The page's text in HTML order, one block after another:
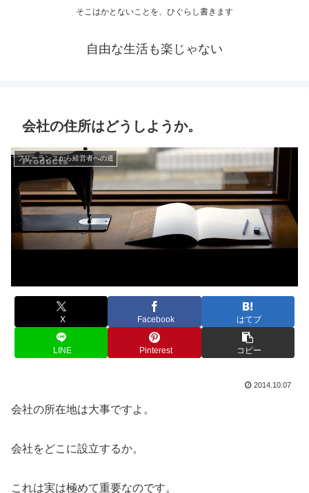
そこはかとないことを、ひぐらし書きます
自由な生活も楽じゃない
会社の住所はどうしようか。
フリーランスから経営者への道
X Facebook はてブ
LINE Pinterest コピー
2014.10.07
会社の所在地は大事ですよ。
会社をどこに設立するか。
これは実は極めて重要なのです。